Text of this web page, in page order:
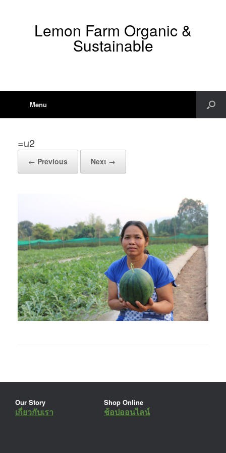
Lemon Farm Organic &
Sustainable
Menu
=u2
← Previous Next →
Our Story
เกี่ยวกับเรา
Shop Online
ช้อปออนไลน์